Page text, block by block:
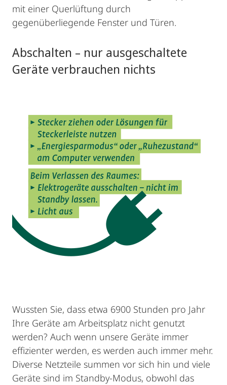
mit einer Querlüftung durch
gegenüberliegende Fenster und Türen.
Abschalten – nur ausgeschaltete
Geräte verbrauchen nichts
Wussten Sie, dass etwa 6900 Stunden pro Jahr
Ihre Geräte am Arbeitsplatz nicht genutzt
werden? Auch wenn unsere Geräte immer
effizienter werden, es werden auch immer mehr.
Diverse Netzteile summen vor sich hin und viele
Geräte sind im Standby-Modus, obwohl das